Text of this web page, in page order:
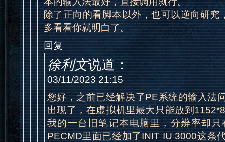
除了正向的看脚本以外，也可以逆向研究
多看看你就明白了。
回复
徐利文说道：
03/11/2023 21:15
您好，之前已经解决了PE系统的输入法
出现了，在虚拟机里最大只能放到
我的一台旧笔记本电脑里，分辨率却只
PECMD里面已经加了INIT IU 3000这条